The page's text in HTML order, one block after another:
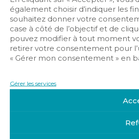
également choisir d’indiquer les
souhaitez donner votre
case à côté de l’objectif et de
pouvez modifier à tout moment
retirer votre consentement pour
« Gérer mon consentement » en
Gérer les services